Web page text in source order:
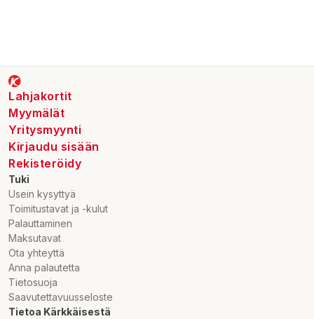
Lahjakortit
Myymälät
Yritysmyynti
Kirjaudu sisään
Rekisteröidy
Tuki
Usein kysyttyä
Toimitustavat ja -kulut
Palauttaminen
Maksutavat
Ota yhteyttä
Anna palautetta
Tietosuoja
Saavutettavuusseloste
Tietoa Kärkkäisestä